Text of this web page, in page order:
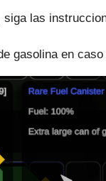
las
gasolina en